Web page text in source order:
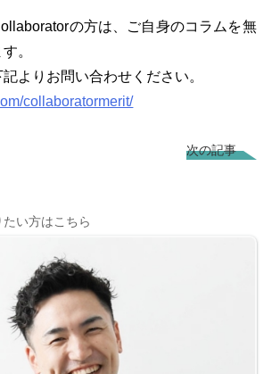
の方は、ご自身のコラムを無
。
よりお問い合わせください。
collaboratormerit/
次の記事
い方はこちら